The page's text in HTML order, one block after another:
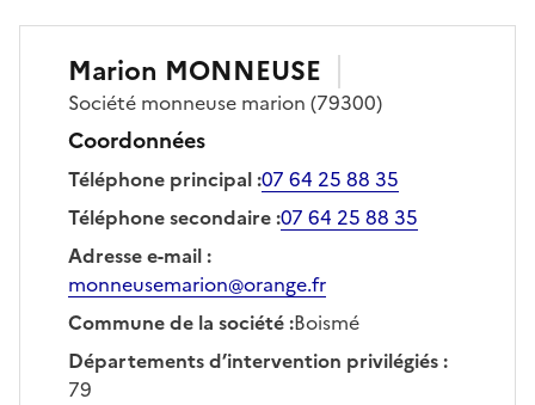
Marion MONNEUSE
Société monneuse marion (79300)
Coordonnées
Téléphone principal:07 64 25 88 35
Téléphone secondaire:07 64 25 88 35
Adresse e-mail:
monneusemarion@orange.fr
Commune de la société:Boismé
Départements d’intervention privilégiés:
79